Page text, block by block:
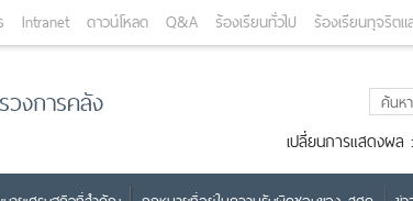
Intranet ดาวน์โหลด Q&A ร้องเรียนทั่วไป ร้องเรียนทุจริต
วงการคลัง
เปลี่ยนการแสดงผล :